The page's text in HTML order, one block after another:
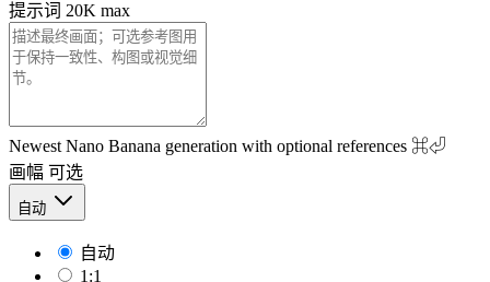
提示词 20K max
Newest Nano Banana generation with optional references ⌘⏎
画幅 可选
自动
自动
1:1